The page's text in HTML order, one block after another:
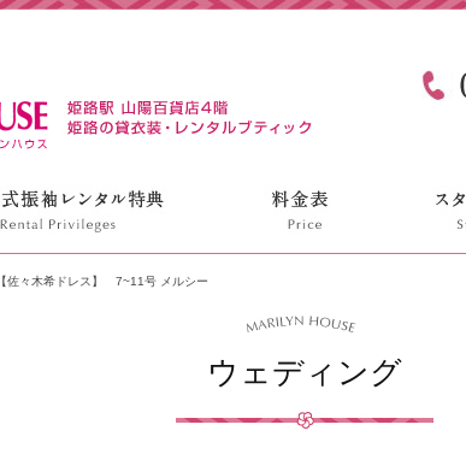
【佐々木希ドレス】 7~11号 メルシー
ウェディング